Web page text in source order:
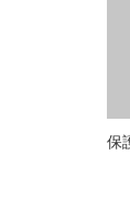
保